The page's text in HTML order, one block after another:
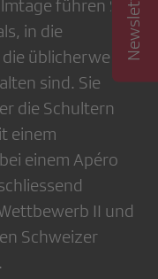
führen Sie
in die
üblicherweise
sind. Sie
die Schultern
einem
einem Apéro
II und
Schweizer